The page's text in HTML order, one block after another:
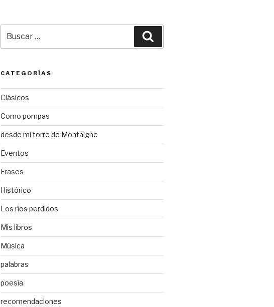
por:
CATEGORÍAS
Clásicos
Como pompas
desde mi torre de Montaigne
Eventos
Frases
Histórico
Los ríos perdidos
Mis libros
Música
palabras
poesía
recomendaciones